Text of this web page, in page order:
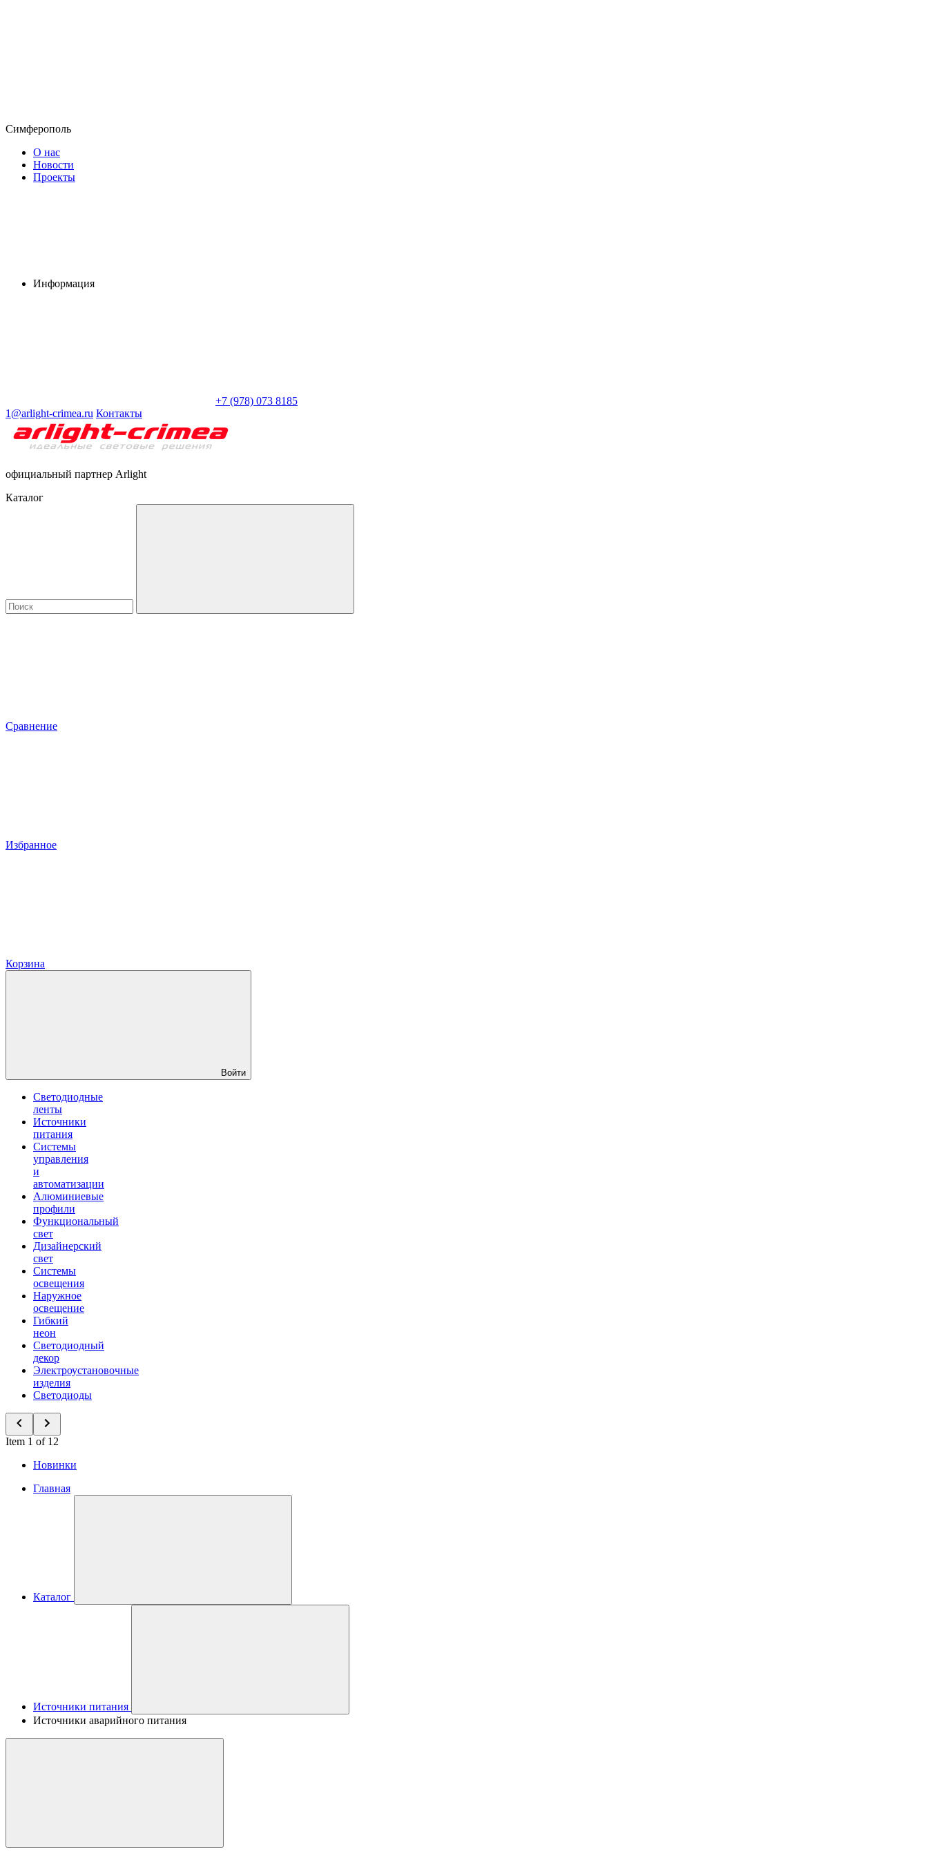
Симферополь
О нас
Новости
Проекты
Информация
+7 (978) 073 8185
1@arlight-crimea.ru Контакты
официальный партнер Arlight
Каталог
Сравнение
Избранное
Корзина
Войти
Светодиодные
ленты
Источники
питания
Системы
управления
и
автоматизации
Алюминиевые
профили
Функциональный
свет
Дизайнерский
свет
Системы
освещения
Наружное
освещение
Гибкий
неон
Светодиодный
декор
Электроустановочные
изделия
Светодиоды
Item 1 of 12
Новинки
Главная
Каталог
Источники питания
Источники аварийного питания